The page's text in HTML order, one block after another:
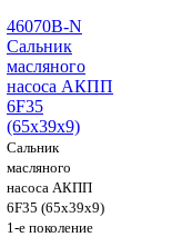
46070B-N
Сальник
масляного
насоса АКПП
6F35
(65х39х9)
Сальник
масляного
насоса АКПП
6F35 (65х39х9)
1-е поколение